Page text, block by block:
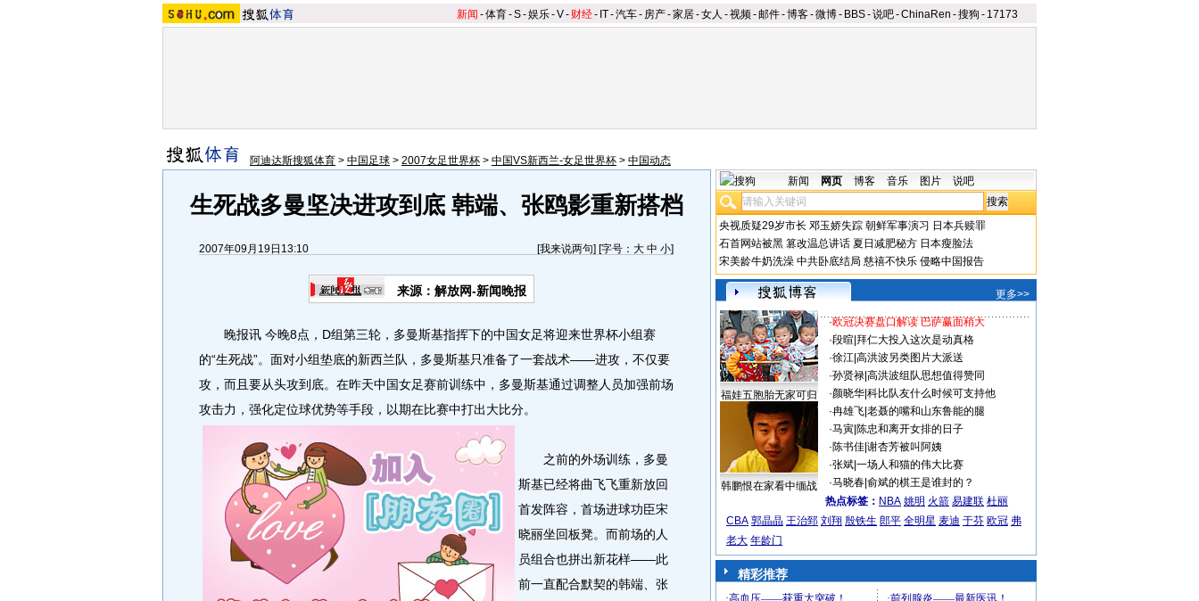
新闻 -体育-S-娱乐-V- 财经- IT-汽车- 房产-家居-女人 -视频-邮件-博客-微博- BBS-说吧-ChinaRen -搜狗 - 17173
阿迪达斯搜狐体育 > 中国足球 > 2007女足世界杯 > 中国VS新西兰-女足世界杯 > 中国动态
生死战多曼坚决进攻到底 韩端、张鸥影重新搭档
2007年09月19日13:10 [我来说两句] [字号： 大 中 小]
来源：解放网-新闻晚报
晚报讯 今晚8点，D组第三轮，多曼斯基指挥下的中国女足将迎来世界杯小组赛
的“生死战”。面对小组垫底的新西兰队，多曼斯基只准备了一套战术——进攻，不仅要
攻，而且要从头攻到底。在昨天中国女足赛前训练中，多曼斯基通过调整人员加强前场
攻击力，强化定位球优势等手段，以期在比赛中打出大比分。
之前的外场训练，多曼
斯基已经将曲飞飞重新放回
首发阵容，首场进球功臣宋
晓丽坐回板凳。而前场的人
员组合也拼出新花样——此
前一直配合默契的韩端、张
新闻 网页 博客 音乐 图片 说吧
央视质疑29岁市长 邓玉娇失踪 朝鲜军事演习 日本兵赎罪
石首网站被黑 篡改温总讲话 夏日减肥秘方 日本瘦脸法
宋美龄牛奶洗澡 中共卧底结局 慈禧不快乐 侵略中国报告
更多>>
福娃五胞胎无家可归
韩鹏恨在家看中缅战
·欧冠决赛盘口解读 巴萨赢面稍大
·段暄 拜仁大投入这次是动真格
·徐江| 高洪波另类图片大派送
·孙贤禄| 高洪波组队思想值得赞同
·颜晓华| 科比队友什么时候可支持他
·冉雄飞| 老聂的嘴和山东鲁能的腿
·马寅| 陈忠和离开女排的日子
·陈书佳| 谢杏芳被叫阿姨
·张斌| 一场人和猫的伟大比赛
·马晓春| 俞斌的棋王是谁封的？
热点标签： NBA 姚明 火箭 易建联 杜丽
CBA 郭晶晶 王治郅 刘翔 殷铁生 郎平 全明星 麦迪 于芬 欧冠 弗
老大 年龄门
精彩推荐